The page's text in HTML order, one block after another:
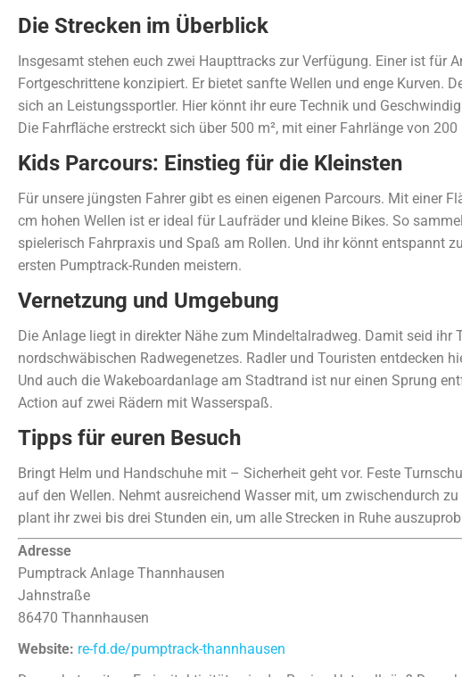
Die Strecken im Überblick
Insgesamt stehen euch zwei Haupttracks zur Verfügung. Einer ist für
Fortgeschrittene konzipiert. Er bietet sanfte Wellen und enge Kurven.
sich an Leistungssportler. Hier könnt ihr eure Technik und
Die Fahrfläche erstreckt sich über 500 m², mit einer Fahrlänge von 200
Kids Parcours: Einstieg für die Kleinsten
Für unsere jüngsten Fahrer gibt es einen eigenen Parcours. Mit einer
cm hohen Wellen ist er ideal für Laufräder und kleine Bikes. So
spielerisch Fahrpraxis und Spaß am Rollen. Und ihr könnt entspannt
ersten Pumptrack-Runden meistern.
Vernetzung und Umgebung
Die Anlage liegt in direkter Nähe zum Mindeltalradweg. Damit seid ihr
nordschwäbischen Radwegenetzes. Radler und Touristen entdecken
Und auch die Wakeboardanlage am Stadtrand ist nur einen Sprung
Action auf zwei Rädern mit Wasserspaß.
Tipps für euren Besuch
Bringt Helm und Handschuhe mit – Sicherheit geht vor. Feste
auf den Wellen. Nehmt ausreichend Wasser mit, um zwischendurch
plant ihr zwei bis drei Stunden ein, um alle Strecken in Ruhe
Adresse
Pumptrack Anlage Thannhausen
Jahnstraße
86470 Thannhausen
Website: re-fd.de/pumptrack-thannhausen